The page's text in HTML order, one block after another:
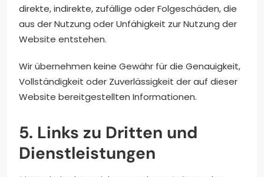
direkte, indirekte, zufällige oder Folgeschäden, die
aus der Nutzung oder Unfähigkeit zur Nutzung der
Website entstehen.
Wir übernehmen keine Gewähr für die Genauigkeit,
Vollständigkeit oder Zuverlässigkeit der auf dieser
Website bereitgestellten Informationen.
5. Links zu Dritten und
Dienstleistungen